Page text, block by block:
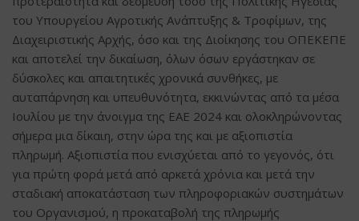
του Υπουργείου Αγροτικής Ανάπτυξης & Τροφίμων, της
Διαχειριστικής Αρχής, όσο και της Διοίκησης του ΟΠΕΚΕΠΕ
και αποτελεί την δικαίωση, όλων όσων εργάστηκαν σε
δύσκολες και απαιτητικές χρονικά συνθήκες, με
αυταπάρνηση και υπευθυνότητα, εκκινώντας από τα μέσα
Ιουλίου με την άνοιγμα της ΕΑΕ 2024 και ολοκληρώνοντας
σήμερα μια δίκαιη, στην ώρα της και με αξιοπιστία
πληρωμή. Αξιοπιστία που ενισχύεται από το γεγονός, ότι
για πρώτη φορά μετά από αρκετά χρόνια και μετά την
σταδιακή αποκατάσταση των πληροφοριακών συστημάτων
του Οργανισμού, η προκαταβολή της πληρωμής